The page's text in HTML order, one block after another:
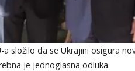
složilo da se Ukrajini osigura
je jednoglasna odluka.